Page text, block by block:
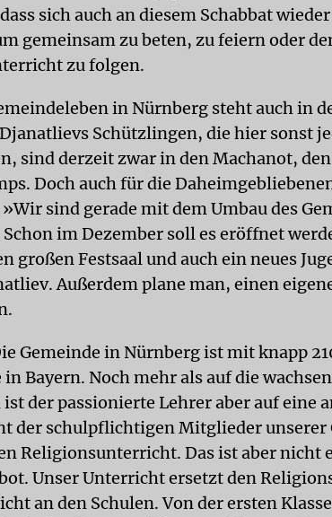
sich auch an diesem Schabbat
gemeinsam zu beten, zu feiern oder
zu folgen.
in Nürnberg steht auch in
Schützlingen, die hier sonst
sind derzeit zwar in den Machanot,
Doch auch für die
sind gerade mit dem Umbau des
im Dezember soll es eröffnet
großen Festsaal und auch ein neues
Außerdem plane man, einen
Gemeinde in Nürnberg ist mit knapp
Bayern. Noch mehr als auf die
der passionierte Lehrer aber auf eine
der schulpflichtigen Mitglieder unserer
Religionsunterricht. Das ist aber nicht
Unser Unterricht ersetzt den
an den Schulen. Von der ersten